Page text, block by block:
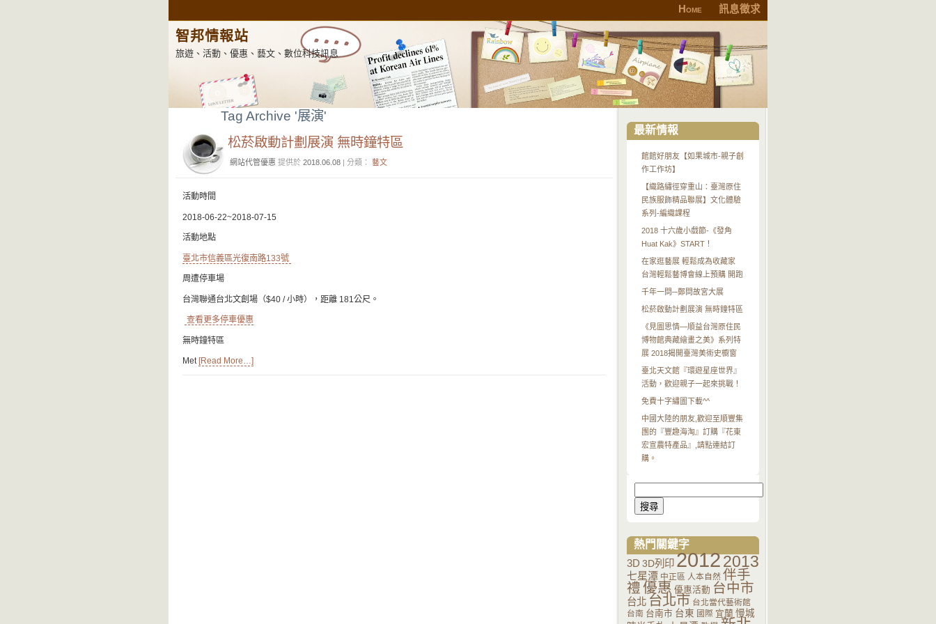
Home 訊息徵求
智邦情報站
旅遊、活動、優惠、藝文、數位科技訊息
Tag Archive '展演'
松菸啟動計劃展演 無時鐘特區
網站代管優惠 提供於 2018.06.08 | 分類： 藝文
活動時間
2018-06-22~2018-07-15
活動地點
臺北市信義區光復南路133號
周遭停車場
台灣聯通台北文創場（$40 / 小時），距離 181公尺。
查看更多停車優惠
無時鐘特區
Met [Read More…]
最新情報
館館好朋友【如果城市-親子創
作工作坊】
【織路繡徑穿重山：臺灣原住
民族服飾精品聯展】文化體驗
系列-編織課程
2018 十六歲小戲節-《發角
Huat Kak》START！
在家逛藝展 輕鬆成為收藏家
台灣輕鬆藝博會線上預購 開跑
千年一問─鄭問故宮大展
松菸啟動計劃展演 無時鐘特區
《見圖思情—順益台灣原住民
博物館典藏繪畫之美》系列特
展 2018揭開臺灣美術史櫥窗
臺北天文館『環遊星座世界』
活動，歡迎親子一起來挑戰！
免費十字繡圖下載^^
中國大陸的朋友,歡迎至順豐集
團的『豐趣海淘』訂購『花東
宏宣農特產品』,請點連結訂
購。
尋
關
熱門關鍵字
3D 3D列印20122013
七星潭 中正區 人本自然 伴手
禮優惠 優惠活動 台中市
台北 台北市 台北當代藝術館
台南 台南市 台東 國際 宜蘭 慢城